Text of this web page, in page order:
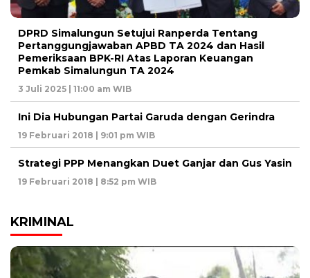
DPRD Simalungun Setujui Ranperda Tentang
Pertanggungjawaban APBD TA 2024 dan Hasil
Pemeriksaan BPK-RI Atas Laporan Keuangan
Pemkab Simalungun TA 2024
3 Juli 2025 | 11:00 am WIB
Ini Dia Hubungan Partai Garuda dengan Gerindra
19 Februari 2018 | 9:01 pm WIB
Strategi PPP Menangkan Duet Ganjar dan Gus Yasin
19 Februari 2018 | 8:52 pm WIB
KRIMINAL